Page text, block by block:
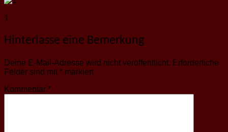
1
Hinterlasse eine Bemerkung
Deine E-Mail-Adresse wird nicht veröffentlicht. Erforderliche
Felder sind mit * markiert
Kommentar *